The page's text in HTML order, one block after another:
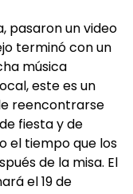
pasaron un video
terminó con un
música
este es un
reencontrarse
fiesta y de
el tiempo que los
de la misa. El
el 19 de